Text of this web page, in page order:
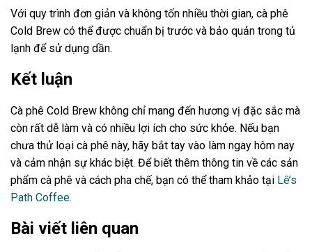
Với quy trình đơn giản và không tốn nhiều thời gian, cà phê
Cold Brew có thể được chuẩn bị trước và bảo quản trong tủ
lạnh để sử dụng dần.
Kết luận
Cà phê Cold Brew không chỉ mang đến hương vị đặc sắc mà
còn rất dễ làm và có nhiều lợi ích cho sức khỏe. Nếu bạn
chưa thử loại cà phê này, hãy bắt tay vào làm ngay hôm nay
và cảm nhận sự khác biệt. Để biết thêm thông tin về các sản
phẩm cà phê và cách pha chế, bạn có thể tham khảo tại Lê’s
Path Coffee.
Bài viết liên quan